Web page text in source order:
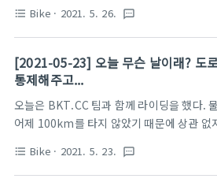
람들만 남은 듯한 분위기다. 한국인 출장자,
고 있는데 그 숫자가 많지는 않다. 카카오톡
이클링 모임 : http..
고 인도네시아로 오셨나보다. 딱 일주일이 차
ㅎㅎ어쨌든~ 오늘은 인도네시아 빨간날...
딩을 참석했다. JKT.CC05:30에 Senayan
Mall에서 모여서 출발을 하는데 오늘은
가 약 6~7km 이니까... 왕복 이동거리까지
75km 정도 타게 될 것을 예상하고 라이딩을
다.거의 항상 함께 하는 승기씨와 현지인 왕키
format_list_bulleted Bike · 2021. 5. 26. textsms
[2021-05-23] 오늘 무슨 날이래? 도
통제해주고...
오늘은 BKT.CC 팀과 함께 라이딩을 했다.
어제 100km를 타지 않았기 때문에 상관 없
던데... 과연? 일단 모임 장소인 Kuningan
결~!! 흐미~ 사람 많네... 앗~ 월리를 찾아라
format_list_bulleted Bike · 2021. 5. 23. textsms